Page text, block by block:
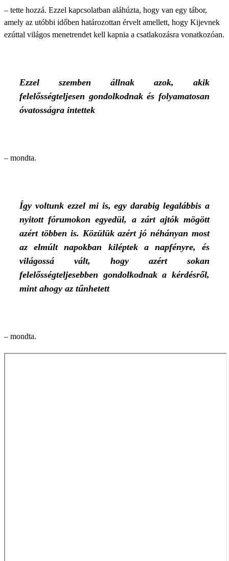
– tette hozzá. Ezzel kapcsolatban aláhúzta, hogy van egy tábor,
amely az utóbbi időben határozottan érvelt amellett, hogy Kijevnek
ezúttal világos menetrendet kell kapnia a csatlakozásra vonatkozóan.
Ezzel szemben állnak azok, akik
felelősségteljesen gondolkodnak és folyamatosan
óvatosságra intettek
– mondta.
Így voltunk ezzel mi is, egy darabig legalábbis a
nyitott fórumokon egyedül, a zárt ajtók mögött
azért többen is. Közülük azért jó néhányan most
az elmúlt napokban kiléptek a napfényre, és
világossá vált, hogy azért sokan
felelősségteljesebben gondolkodnak a kérdésről,
mint ahogy az tűnhetett
– mondta.